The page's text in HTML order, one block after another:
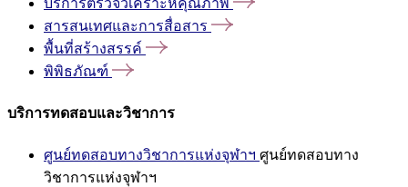
สารสนเทศและการสื่อสาร
พื้นที่สร้างสรรค์
พิพิธภัณฑ์
บริการทดสอบและวิชาการ
ศูนย์ทดสอบทางวิชาการแห่งจุฬาฯ ศูนย์ทดสอบทาง
วิชาการแห่งจุฬาฯ